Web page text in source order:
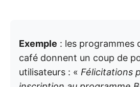
Exemple : les programmes
café donnent un coup de
utilisateurs : « Félicitations